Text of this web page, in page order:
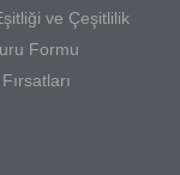
ve Çeşitlilik
Formu